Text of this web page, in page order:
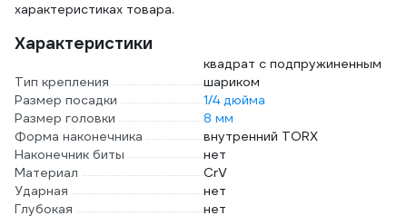
характеристиках товара.
Характеристики
Тип крепления
квадрат с подпружиненным
шариком
Размер посадки
1/4 дюйма
Размер головки
8 мм
Форма наконечника
внутренний TORX
Наконечник биты
нет
Материал
CrV
Ударная
нет
Глубокая
нет